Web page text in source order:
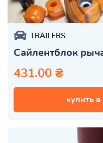
TRAILERS
Сайлентблок
431.00 ₴
купить в